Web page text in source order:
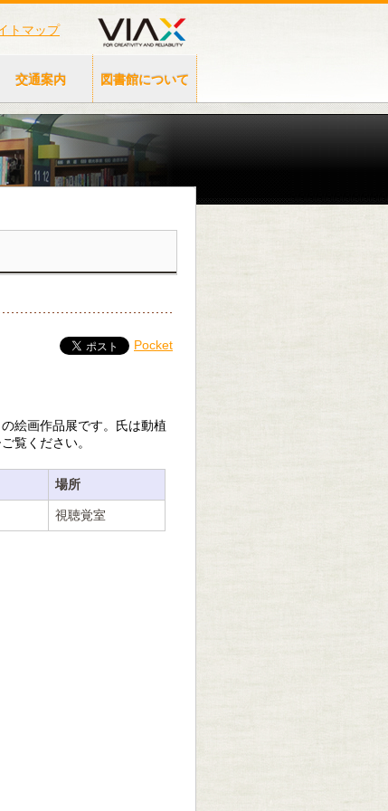
トマップ
交通案内 図書館について
Pocket
絵画作品展です。氏は動植
覧ください。
場所
視聴覚室